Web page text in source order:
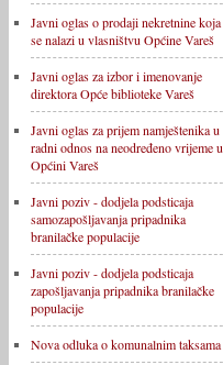
Javni oglas o prodaji nekretnine koja
se nalazi u vlasništvu Općine Vareš
Javni oglas za izbor i imenovanje
direktora Opće biblioteke Vareš
Javni oglas za prijem namještenika u
radni odnos na neodređeno vrijeme u
Općini Vareš
Javni poziv - dodjela podsticaja
samozapošljavanja pripadnika
branilačke populacije
Javni poziv - dodjela podsticaja
zapošljavanja pripadnika branilačke
populacije
Nova odluka o komunalnim taksama